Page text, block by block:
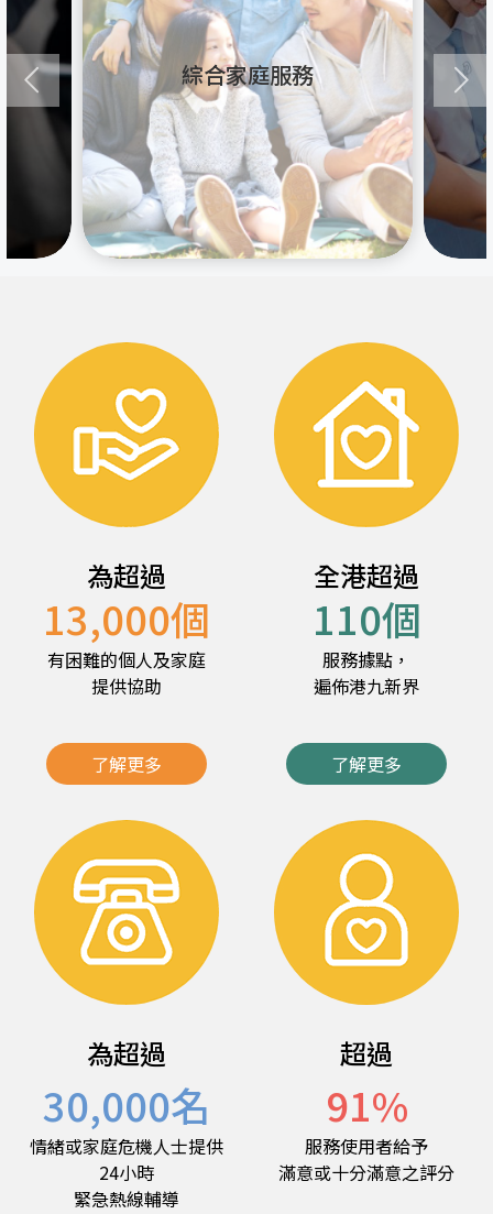
綜合家庭服務
為超過
13,000個
有困難的個人及家庭
提供協助
了解更多
全港超過
110個
服務據點，
遍佈港九新界
了解更多
為超過
30,000名
情緒或家庭危機人士提供
24小時
緊急熱線輔導
超過
91%
服務使用者給予
滿意或十分滿意之評分